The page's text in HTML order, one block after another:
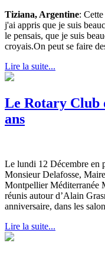
Tiziana, Argentine:
j'ai appris que je suis
le pensais, que je suis
croyais.On peut se faire
Lire la suite...
Le Rotary Club
ans
Le lundi 12 Décembre en
Monsieur Delafosse,
Montpellier Méditerranée
réunis autour d’Alain
anniversaire, dans les
Lire la suite...